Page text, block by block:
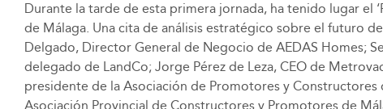
Durante la tarde de esta primera jornada, ha tenido lugar el
de Málaga. Una cita de análisis estratégico sobre el futuro
Delgado, Director General de Negocio de AEDAS Homes;
delegado de LandCo; Jorge Pérez de Leza, CEO de
presidente de la Asociación de Promotores y Constructores
Asociación Provincial de Constructores y Promotores de